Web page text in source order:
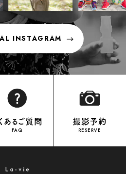
させていただきま
素敵な衣装もたく
衣装は公式インスタ
ぜひ下記URLより
（税込）追加と
ついたプランをお
間前までにご予約
追加料金なし。年
INSTAGRAM
INSTAGRAM
あるご質問
FAQ
撮影予約
RESERVE